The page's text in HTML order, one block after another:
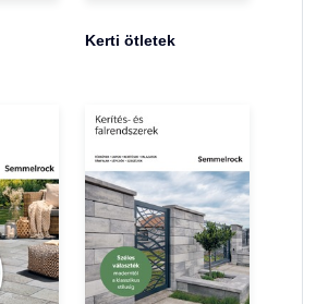
Kerti ötletek